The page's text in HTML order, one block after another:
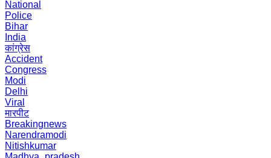
National
Police
Bihar
India
कांग्रेस
Accident
Congress
Modi
Delhi
Viral
मारपीट
Breakingnews
Narendramodi
Nitishkumar